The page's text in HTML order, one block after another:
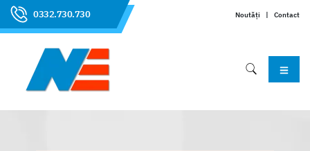
0332.730.730 Noutăți | Contact